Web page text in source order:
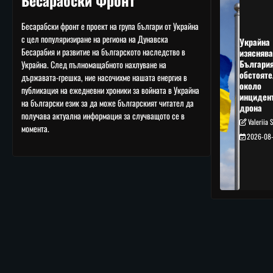
Бесарабски фронт е проект на група българи от Украйна
с цел популяризиране на региона на Дунавска
Бесарабия и развитие на българското наследство в
Украйна. След пълномащабното нахлуване на
държавата-грешка, ние насочихме нашата енергия в
публикация на ежедневни хроники за войната в Украйна
на български език за да може българският читател да
получава актуална информация за случващото се в
момента.
Украйна
около
дрона
Valeriia
2026-